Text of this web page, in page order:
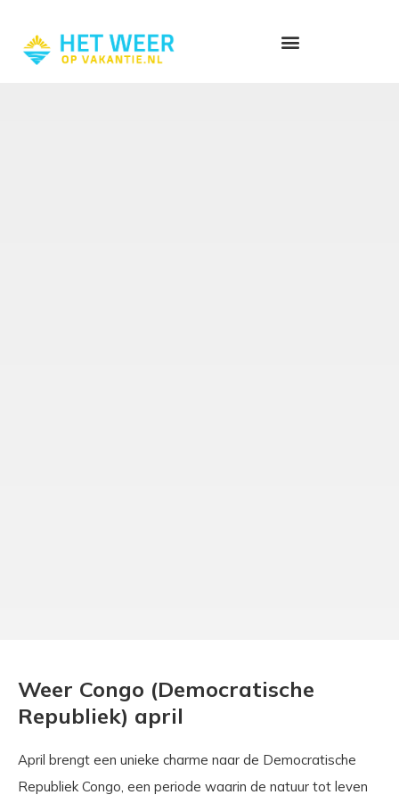
Weer Congo (Democratische
Republiek) april
April brengt een unieke charme naar de Democratische
Republiek Congo, een periode waarin de natuur tot leven